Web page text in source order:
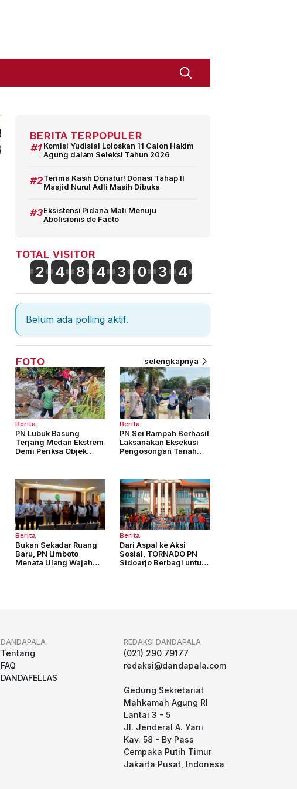
BERITA TERPOPULER
#1 Komisi Yudisial Loloskan 11 Calon Hakim
Agung dalam Seleksi Tahun 2026
#2Terima Kasih Donatur! Donasi Tahap II
Masjid Nurul Adli Masih Dibuka
#3Eksistensi Pidana Mati Menuju
Abolisionis de Facto
TOTAL VISITOR
2 4 8 4 3 0 3 4
Belum ada polling aktif.
FOTO selengkapnya
Berita
PN Lubuk Basung
Terjang Medan Ekstrem
Demi Periksa Objek
Berita
PN Sei Rampah Berhasil
Laksanakan Eksekusi
Pengosongan Tanah
Berita
Bukan Sekadar Ruang
Baru, PN Limboto
Menata Ulang Wajah
Berita
Dari Aspal ke Aksi
Sosial, TORNADO PN
Sidoarjo Berbagi untuk
DANDAPALA
Tentang
FAQ
DANDAFELLAS
REDAKSI DANDAPALA
(021) 290 79177
redaksi@dandapala.com
Gedung Sekretariat
Mahkamah Agung RI
Lantai 3 - 5
Jl. Jenderal A. Yani
Kav. 58 - By Pass
Cempaka Putih Timur
Jakarta Pusat, Indonesa